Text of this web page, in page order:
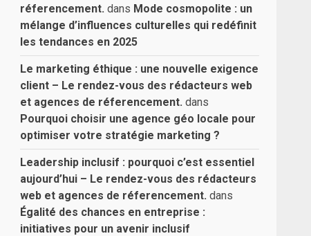
réferencement. dans Mode cosmopolite : un
mélange d’influences culturelles qui redéfinit
les tendances en 2025
Le marketing éthique : une nouvelle exigence
client – Le rendez-vous des rédacteurs web
et agences de réferencement. dans
Pourquoi choisir une agence géo locale pour
optimiser votre stratégie marketing ?
Leadership inclusif : pourquoi c’est essentiel
aujourd’hui – Le rendez-vous des rédacteurs
web et agences de réferencement. dans
Égalité des chances en entreprise :
initiatives pour un avenir inclusif